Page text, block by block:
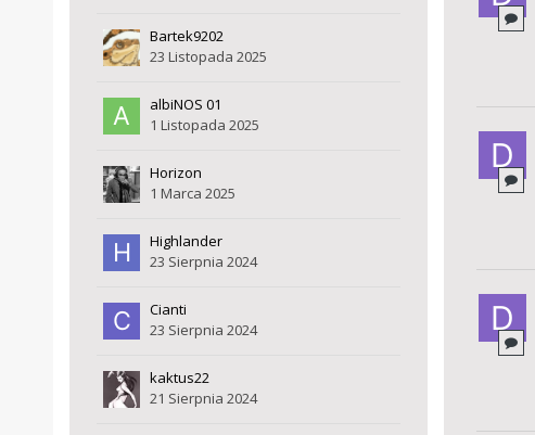
Bartek9202
23 Listopada 2025
albiNOS 01
1 Listopada 2025
Horizon
1 Marca 2025
Highlander
23 Sierpnia 2024
Cianti
23 Sierpnia 2024
kaktus22
21 Sierpnia 2024